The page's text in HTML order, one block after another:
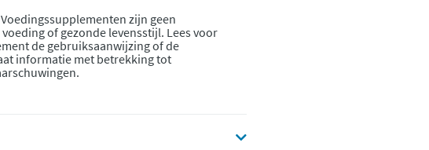
zijn geen
of gezonde levensstijl. Lees voor
de gebruiksaanwijzing of de
informatie met betrekking tot